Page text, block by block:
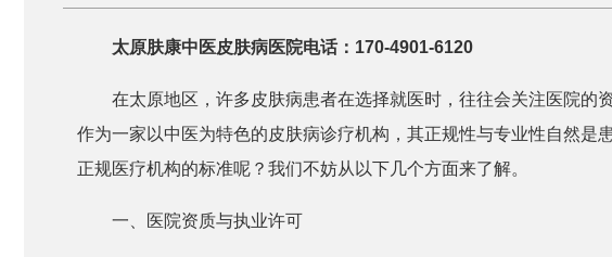
太原肤康中医皮肤病医院电话：170-4901-6120
在太原地区，许多皮肤病患者在选择就医时，往往会关注医院的
作为一家以中医为特色的皮肤病诊疗机构，其正规性与专业性自然是
正规医疗机构的标准呢？我们不妨从以下几个方面来了解。
一、医院资质与执业许可